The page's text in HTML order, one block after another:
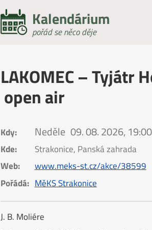
Kalendárium
pořád se něco děje
LAKOMEC – Tyjátr
open air
Kdy: Neděle 09. 08. 2026, 19:00
Kde:
Strakonice, Panská zahrada
Web:
www.meks-st.cz/akce/38599
Pořádá: MěKS Strakonice
J. B. Moliére